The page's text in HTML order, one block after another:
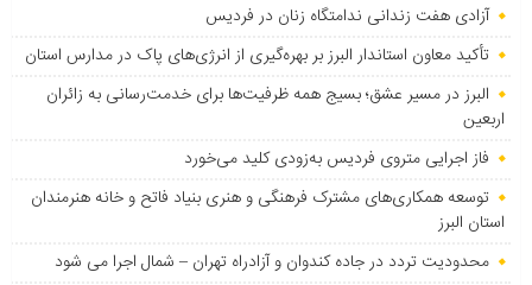
آزادی هفت زندانی ندامتگاه زنان در فردیس
تأکید معاون استاندار البرز بر بهره‌گیری از انرژی‌های پاک در مدارس استان
البرز در مسیر عشق؛ بسیج همه ظرفیت‌ها برای خدمت‌رسانی به زائران
اربعین
فاز اجرایی متروی فردیس به‌زودی کلید می‌خورد
توسعه همکاری‌های مشترک فرهنگی و هنری بنیاد فاتح و خانه هنرمندان
استان البرز
محدودیت تردد در جاده کندوان و آزادراه تهران – شمال اجرا می شود